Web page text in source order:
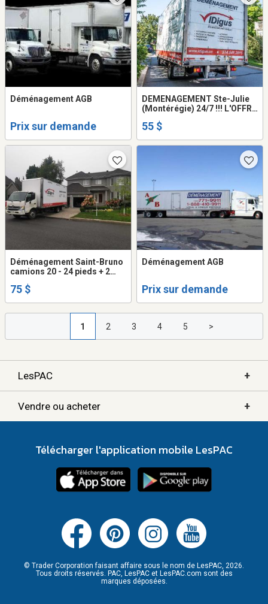
Déménagement AGB
Prix sur demande
DEMENAGEMENT Ste-Julie
(Montérégie) 24/7 !!! L'OFFRE
camion 20 - 24 pieds + 2
55 $
Déménagement Saint-Bruno
camions 20 - 24 pieds + 2
diesel inclus dans prix ... )
75 $
Déménagement AGB
Prix sur demande
1 2 3 4 5 >
LesPAC +
Vendre ou acheter +
Télécharger l'application mobile LesPAC
© Trader Corporation faisant affaire sous le nom de LesPAC, 2026.
Tous droits réservés. PAC, LesPAC et LesPAC.com sont des
marques déposées.